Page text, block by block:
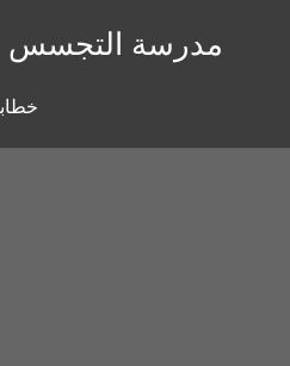
مدرسة التجسس